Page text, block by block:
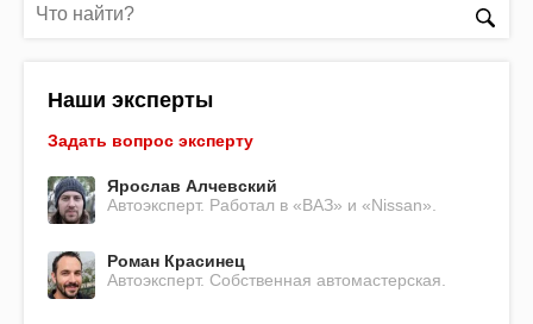
Наши эксперты
Задать вопрос эксперту
Ярослав Алчевский
Автоэксперт. Работал в «ВАЗ» и «Nissan».
Роман Красинец
Автоэксперт. Собственная автомастерская.